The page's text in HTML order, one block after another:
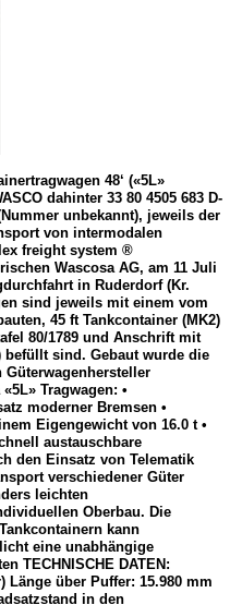
48‘ («5L»
dahinter 33 80 4505 683 D-
unbekannt), jeweils der
von intermodalen
freight system ®
Wascosa AG, am 11 Juli
in Ruderdorf (Kr.
sind jeweils mit einem vom
45 ft Tankcontainer (MK2)
80/1789 und Anschrift mit
befüllt sind. Gebaut wurde die
Güterwagenhersteller
Tragwagen: •
moderner Bremsen •
Eigengewicht von 16.0 t •
austauschbare
den Einsatz von Telematik
verschiedener Güter
leichten
Oberbau. Die
kann
eine unabhängige
TECHNISCHE DATEN:
Länge über Puffer: 15.980 mm
in den